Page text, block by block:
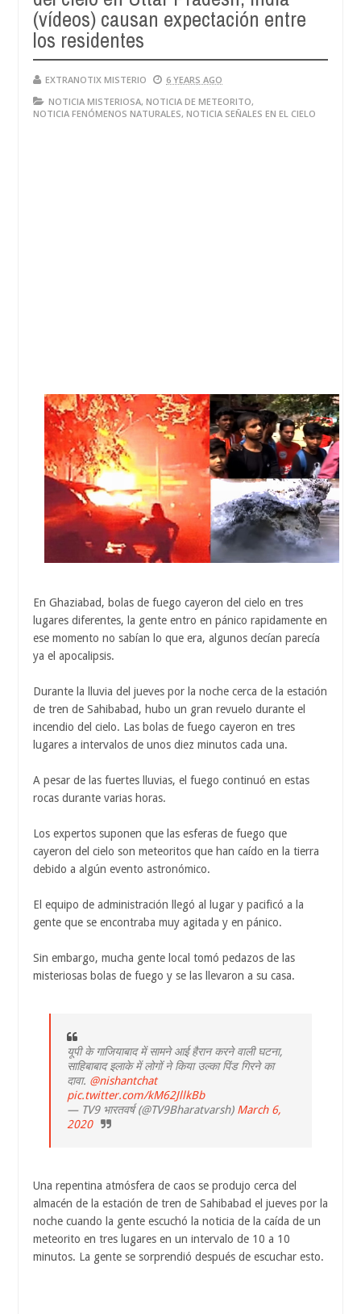
(vídeos) causan expectación entre
los residentes
EXTRANOTIX MISTERIO
6 YEARS AGO
NOTICIA MISTERIOSA, NOTICIA DE METEORITO,
NOTICIA FENÓMENOS NATURALES, NOTICIA SEÑALES EN EL CIELO
En Ghaziabad, bolas de fuego cayeron del cielo en tres
lugares diferentes, la gente entro en pánico rapidamente en
ese momento no sabían lo que era, algunos decían parecía
ya el apocalipsis.
Durante la lluvia del jueves por la noche cerca de la estación
de tren de Sahibabad, hubo un gran revuelo durante el
incendio del cielo. Las bolas de fuego cayeron en tres
lugares a intervalos de unos diez minutos cada una.
A pesar de las fuertes lluvias, el fuego continuó en estas
rocas durante varias horas.
Los expertos suponen que las esferas de fuego que
cayeron del cielo son meteoritos que han caído en la tierra
debido a algún evento astronómico.
El equipo de administración llegó al lugar y pacificó a la
gente que se encontraba muy agitada y en pánico.
Sin embargo, mucha gente local tomó pedazos de las
misteriosas bolas de fuego y se las llevaron a su casa.
यूपी के गाजियाबाद में सामने आई हैरान करने वाली घटना,
साहिबाबाद इलाके में लोगों ने किया उल्का पिंड गिरने का
दावा. @nishantchat
pic.twitter.com/kM62JllkBb
— TV9 भारतवर्ष (@TV9Bharatvarsh) March 6,
2020
Una repentina atmósfera de caos se produjo cerca del
almacén de la estación de tren de Sahibabad el jueves por la
noche cuando la gente escuchó la noticia de la caída de un
meteorito en tres lugares en un intervalo de 10 a 10
minutos. La gente se sorprendió después de escuchar esto.